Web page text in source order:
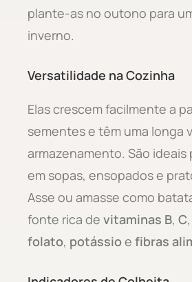
plante-as no outono para
inverno.
Versatilidade na Cozinha
Elas crescem facilmente a
sementes e têm uma longa
armazenamento. São ideais
em sopas, ensopados e
Asse ou amasse como
fonte rica de vitaminas B, C,
folato, potássioe fibras